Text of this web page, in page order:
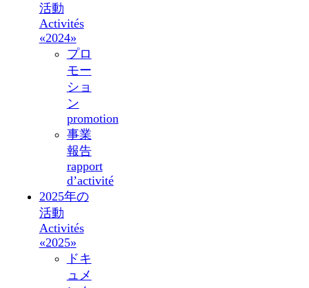
活動
Activités
«2024»
プロ
モー
ショ
ン
promotion
事業
報告
rapport
d’activité
2025年の
活動
Activités
«2025»
ドキ
ュメ